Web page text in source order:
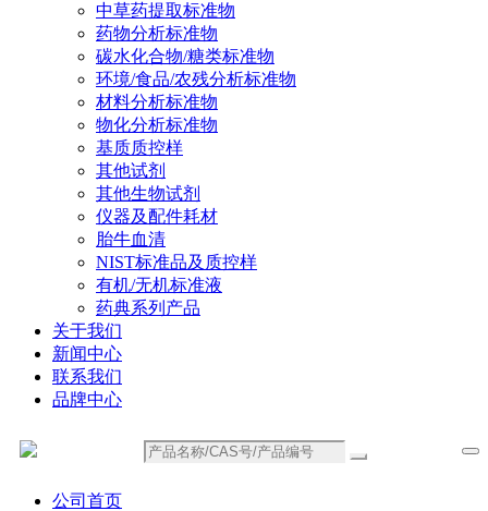
中草药提取标准物
药物分析标准物
碳水化合物/糖类标准物
环境/食品/农残分析标准物
材料分析标准物
物化分析标准物
基质质控样
其他试剂
其他生物试剂
仪器及配件耗材
胎牛血清
NIST标准品及质控样
有机/无机标准液
药典系列产品
关于我们
新闻中心
联系我们
品牌中心
公司首页